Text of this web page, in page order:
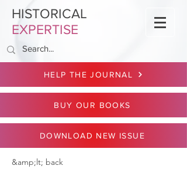
HISTORICAL
EXPERTISE
HELP THE JOURNAL
BUY OUR BOOKS
DOWNLOAD NEW ISSUE
&amp;lt; back